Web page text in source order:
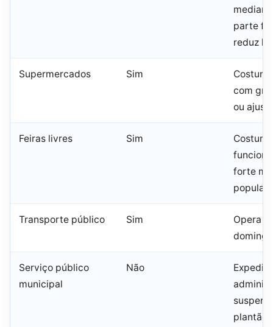
parte
reduz
Supermercados Sim
com
ou
Feiras livres Sim
forte
popular
Transporte público Sim
Opera
Serviço público
municipal
Não
plantão